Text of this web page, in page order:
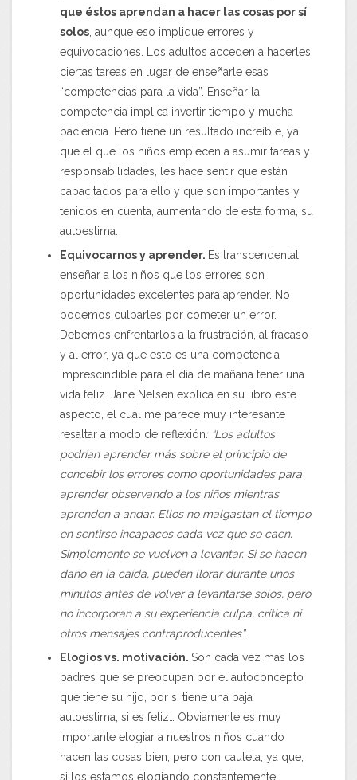
que éstos aprendan a hacer las cosas por sí
solos , aunque eso implique errores y
equivocaciones. Los adultos acceden a hacerles
ciertas tareas en lugar de enseñarle esas
“competencias para la vida”. Enseñar la
competencia implica invertir tiempo y mucha
paciencia. Pero tiene un resultado increíble, ya
que el que los niños empiecen a asumir tareas y
responsabilidades, les hace sentir que están
capacitados para ello y que son importantes y
tenidos en cuenta, aumentando de esta forma, su
autoestima.
Equivocarnos y aprender. Es transcendental
enseñar a los niños que los errores son
oportunidades excelentes para aprender. No
podemos culparles por cometer un error.
Debemos enfrentarlos a la frustración, al fracaso
y al error, ya que esto es una competencia
imprescindible para el día de mañana tener una
vida feliz. Jane Nelsen explica en su libro este
aspecto, el cual me parece muy interesante
resaltar a modo de reflexión: “Los adultos
podrían aprender más sobre el principio de
concebir los errores como oportunidades para
aprender observando a los niños mientras
aprenden a andar. Ellos no malgastan el tiempo
en sentirse incapaces cada vez que se caen.
Simplemente se vuelven a levantar. Si se hacen
daño en la caída, pueden llorar durante unos
minutos antes de volver a levantarse solos, pero
no incorporan a su experiencia culpa, crítica ni
otros mensajes contraproducentes”.
Elogios vs. motivación. Son cada vez más los
padres que se preocupan por el autoconcepto
que tiene su hijo, por si tiene una baja
autoestima, si es feliz… Obviamente es muy
importante elogiar a nuestros niños cuando
hacen las cosas bien, pero con cautela, ya que,
si los estamos elogiando constantemente,